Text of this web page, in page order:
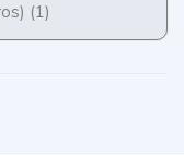
BÚSQUEDA (Elegir filtros) (1)